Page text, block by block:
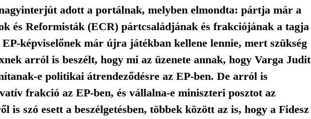
adott a portálnak, melyben elmondta: pártja már a
és Reformisták (ECR) pártcsaládjának és frakciójának a tagja
képviselőnek már újra játékban kellene lennie, mert szükség
arról is beszélt, hogy mi az üzenete annak, hogy Varga Judit
e politikai átrendeződésre az EP-ben. De arról is
frakció az EP-ben, és vállalna-e miniszteri posztot az
szó esett a beszélgetésben, többek között az is, hogy a Fidesz